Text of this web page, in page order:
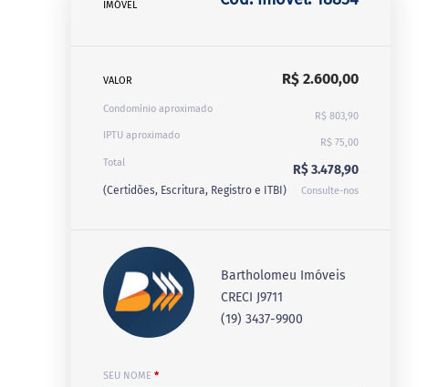
IMÓVEL
VALOR R$ 2.600,00
Condomínio aproximado
R$ 803,90
IPTU aproximado
R$ 75,00
Total
R$ 3.478,90
(Certidões, Escritura, Registro e ITBI) Consulte-nos
Bartholomeu Imóveis
CRECI J9711
(19) 3437-9900
SEU NOME *